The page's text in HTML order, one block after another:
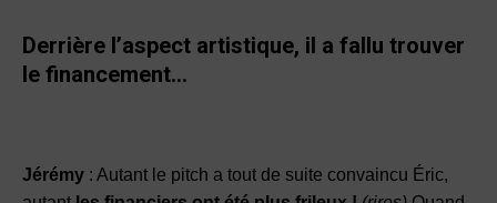
Derrière l’aspect artistique, il a fallu trouver
le financement…
Jérémy : Autant le pitch a tout de suite convaincu Éric,